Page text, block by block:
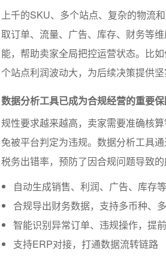
上千的SKU、多个站点、复杂的物流
取订单、流量、广告、库存、财务等
能，帮助卖家全局把控运营状态。比
个站点利润波动大，为后续决策提供坚
数据分析工具已成为合规经营的重要保
规性要求越来越高，卖家需要准确核
免被平台判定为违规。数据分析工具
税务出错率，预防了因合规问题导致
自动生成销售、利润、广告、库存
合规导出财务数据，支持多币种、
智能识别异常订单、违规操作，提
支持ERP对接，打通数据流转链路